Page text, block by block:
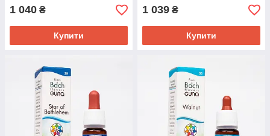
1 040 ₴
Купити
1 039 ₴
Купити